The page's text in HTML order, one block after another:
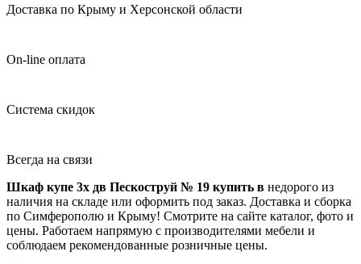
Доставка по Крыму и Херсонской области
On-line оплата
Система скидок
Всегда на связи
Шкаф купе 3х дв Пескоструй № 19 купить в недорого из
наличия на складе или оформить под заказ. Доставка и сборка
по Симферополю и Крыму! Смотрите на сайте каталог, фото и
цены. Работаем напрямую с производителями мебели и
соблюдаем рекомендованные розничные цены.